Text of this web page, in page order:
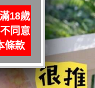
18歲
同意
條款